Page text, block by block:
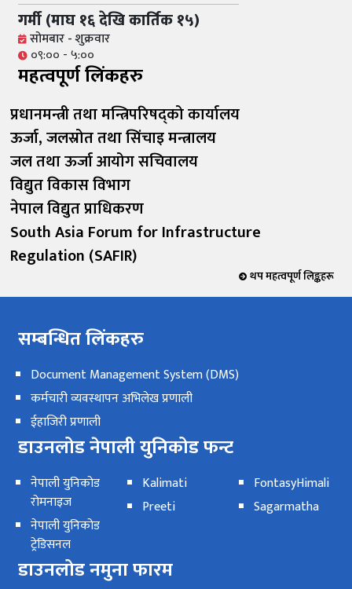
गर्मी (माघ १६ देखि कार्तिक १५)
सोमबार - शुक्रवार
०९:०० - ५:००
महत्वपूर्ण लिंकहरु
प्रधानमन्त्री तथा मन्त्रिपरिषद्को कार्यालय
ऊर्जा, जलस्रोत तथा सिंचाइ मन्त्रालय
जल तथा ऊर्जा आयोग सचिवालय
विद्युत विकास विभाग
नेपाल विद्युत प्राधिकरण
South Asia Forum for Infrastructure
Regulation (SAFIR)
थप महत्वपूर्ण लिङ्कहरू
सम्बन्धित लिंकहरु
Document Management System (DMS)
कर्मचारी व्यवस्थापन अभिलेख प्रणाली
ईहाजिरी प्रणाली
डाउनलोड नेपाली युनिकोड फन्ट
नेपाली युनिकोड
रोमनाइज
नेपाली युनिकोड
ट्रेडिसनल
Kalimati
Preeti
FontasyHimali
Sagarmatha
डाउनलोड नमुना फारम